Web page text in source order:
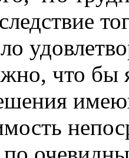
что бы